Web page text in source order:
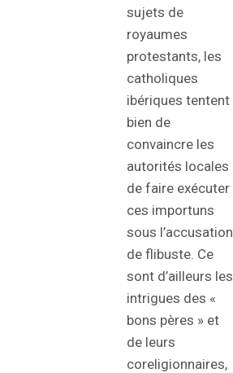
sujets de
royaumes
protestants, les
catholiques
ibériques tentent
bien de
convaincre les
autorités locales
de faire exécuter
ces importuns
sous l’accusation
de flibuste. Ce
sont d’ailleurs les
intrigues des «
bons pères » et
de leurs
coreligionnaires,